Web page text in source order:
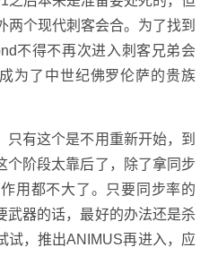
两个现代刺客会合。为了找到
不得不再次进入刺客兄弟会
为了中世纪佛罗伦萨的贵族
有这个是不用重新开始，到
个阶段太靠后了，除了拿同步
用都不大了。只要同步率的
武器的话，最好的办法还是杀
试，推出ANIMUS再进入，应